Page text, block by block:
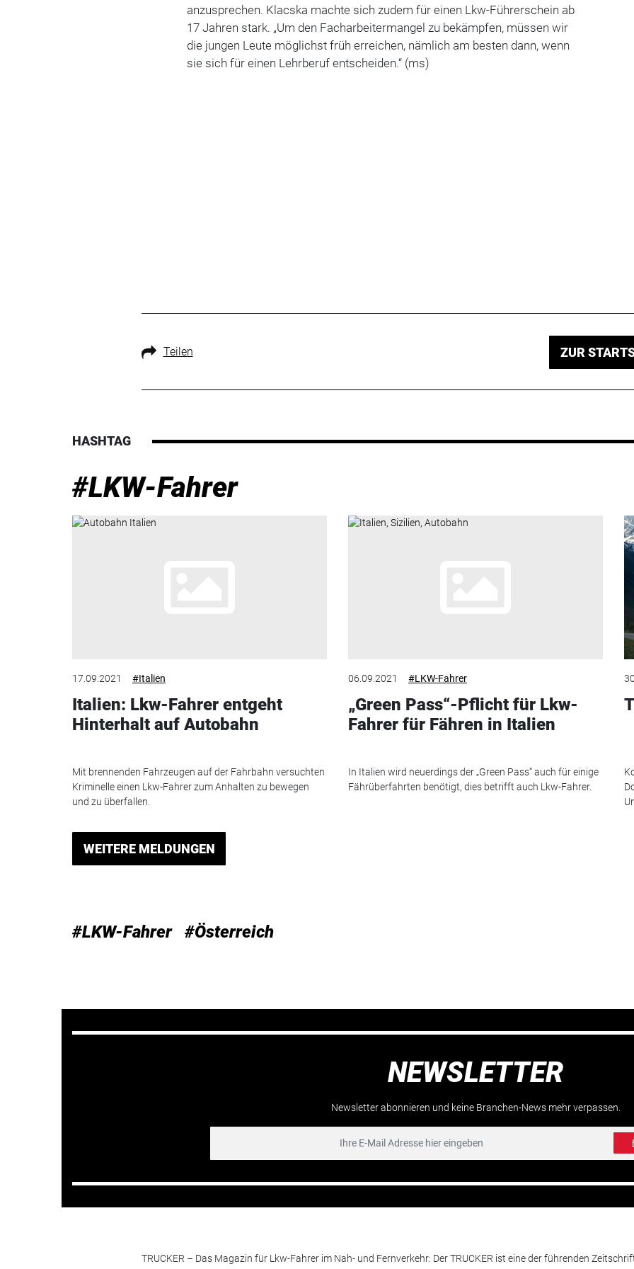
anzusprechen. Klacska machte sich zudem für einen Lkw-Führerschein ab
17 Jahren stark. „Um den Facharbeitermangel zu bekämpfen, müssen wir
die jungen Leute möglichst früh erreichen, nämlich am besten dann, wenn
sie sich für einen Lehrberuf entscheiden.“ (ms)
Teilen ZUR
HASHTAG
#LKW-Fahrer
17.09.2021 #Italien
Italien: Lkw-Fahrer entgeht
Hinterhalt auf Autobahn
Mit brennenden Fahrzeugen auf der Fahrbahn versuchten
Kriminelle einen Lkw-Fahrer zum Anhalten zu bewegen
und zu überfallen.
06.09.2021 #LKW-Fahrer
„Green Pass“-Pflicht für Lkw-
Fahrer für Fähren in Italien
In Italien wird neuerdings der „Green Pass“ auch für einige
Fährüberfahrten benötigt, dies betrifft auch Lkw-Fahrer.
WEITERE MELDUNGEN
#LKW-Fahrer #Österreich
NEWSLETTER
Newsletter abonnieren und keine Branchen-News mehr verpassen.
TRUCKER – Das Magazin für Lkw-Fahrer im Nah- und Fernverkehr: Der TRUCKER ist eine der führenden